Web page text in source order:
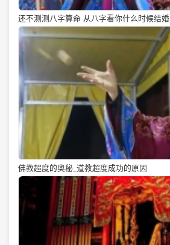
还不测测八字算命 从八字看你什么时候结婚
佛教超度的奥秘_道教超度成功的原因